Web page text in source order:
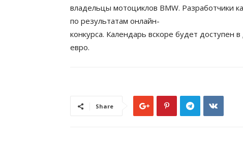
владельцы мотоциклов BMW. Разработчики
по результатам онлайн-
конкурса. Календарь вскоре будет доступен
евро.
Share